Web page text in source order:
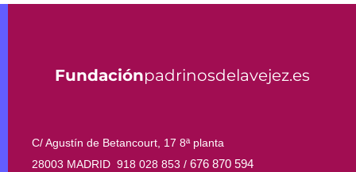
Fundaciónpadrinosdelavejez.es
C/ Agustín de Betancourt, 17 8ª planta
28003 MADRID 918 028 853 / 676 870 594